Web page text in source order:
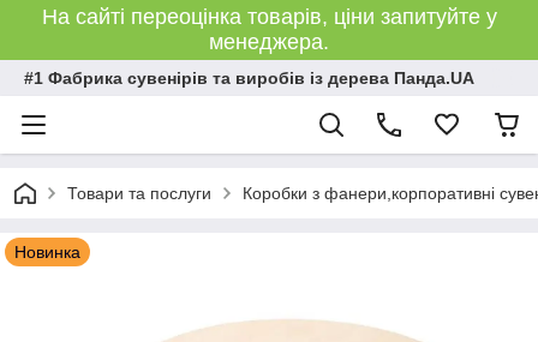
На сайті переоцінка товарів, ціни запитуйте у
менеджера.
#1 Фабрика сувенірів та виробів із дерева Панда.UA
Товари та послуги Коробки з фанери,корпоративні
Новинка